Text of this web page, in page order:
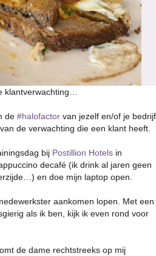
klantverwachting…
de #halofactor van jezelf en/of je bedrijf
de verwachting die een klant heeft.
bij Postillion Hotels in
decafé (ik drink al jaren geen
en doe mijn laptop open.
aankomen lopen. Met een
als ik ben, kijk ik even rond voor
de dame rechtstreeks op mij